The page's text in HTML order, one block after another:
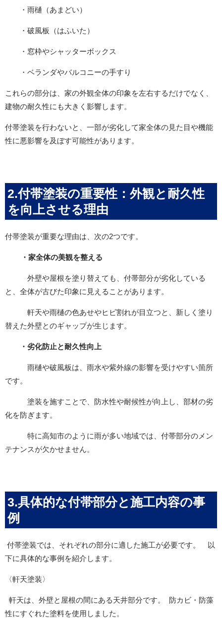
・雨樋（あまどい）
・破風板（はふいた）
・窓枠やシャッターボックス
・ベランダやバルコニーの手すり
これらの部分は、家の外観全体の印象を左右するだけでなく、
建物の耐久性にも大きく影響します。
付帯塗装を行わないと、一部が劣化して家全体の見た目や機能
性に悪影響を及ぼす可能性があります。
2.付帯塗装の重要性：外観と耐久性
を向上させる理由
付帯塗装が重要な理由は、次の2つです。
・家全体の美観を整える
外壁や屋根を塗り替えても、付帯部分が劣化している
と、全体が古びた印象に見えることがあります。
軒天や雨樋の色あせやヒビ割れが目立つと、新しく塗り
替えた外壁とのギャップが生じます。
・劣化防止と耐久性向上
雨樋や破風板は、雨水や紫外線の影響を受けやすい箇所
です。
塗装を施すことで、防水性や耐候性が向上し、部材の劣
化を防ぎます。
特に高知市のように雨が多い地域では、付帯部分のメン
テナンスが欠かせません。
3.具体的な付帯部分と施工内容の事
例
付帯塗装では、それぞれの部分に適した施工が必要です。 以
下に具体的な事例を紹介します。
〈軒天塗装〉
軒天は、外壁と屋根の間にある天井部分です。 防カビ・防藻
性にすぐれた塗料を使用しました。